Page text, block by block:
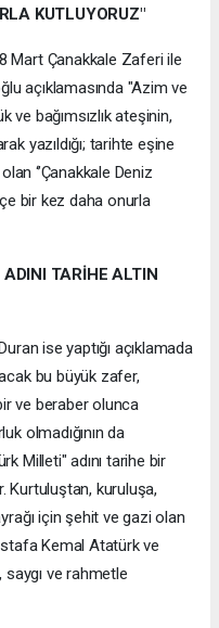
KUTLUYORUZ"
Mart Çanakkale Zaferi ile
açıklamasında "Azim ve
ve bağımsızlık ateşinin,
yazıldığı; tarihte eşine
‘’Çanakkale Deniz
bir kez daha onurla
TARİHE ALTIN
ise yaptığı açıklamada
bu büyük zafer,
ve beraber olunca
olmadığının da
Milleti" adını tarihe bir
Kurtuluştan, kuruluşa,
için şehit ve gazi olan
Kemal Atatürk ve
ve rahmetle